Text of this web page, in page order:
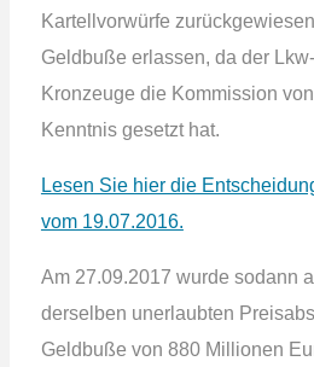
Kartellvorwürfe
Geldbuße erlassen, da der
Kronzeuge die Kommission
Kenntnis gesetzt hat.
Lesen Sie hier die
vom 19.07.2016.
Am 27.09.2017 wurde sodann
derselben unerlaubten
Geldbuße von 880 Millionen